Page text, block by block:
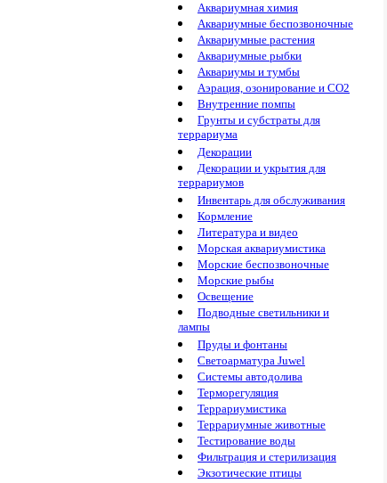
Аквариумная химия
Аквариумные беспозвоночные
Аквариумные растения
Аквариумные рыбки
Аквариумы и тумбы
Аэрация, озонирование и CO2
Внутренние помпы
Грунты и субстраты для
террариума
Декорации
Декорации и укрытия для
террариумов
Инвентарь для обслуживания
Кормление
Литература и видео
Морская аквариумистика
Морские беспозвоночные
Морские рыбы
Освещение
Подводные светильники и
лампы
Пруды и фонтаны
Светоарматура Juwel
Системы автодолива
Терморегуляция
Террариумистика
Террариумные животные
Тестирование воды
Фильтрация и стерилизация
Экзотические птицы